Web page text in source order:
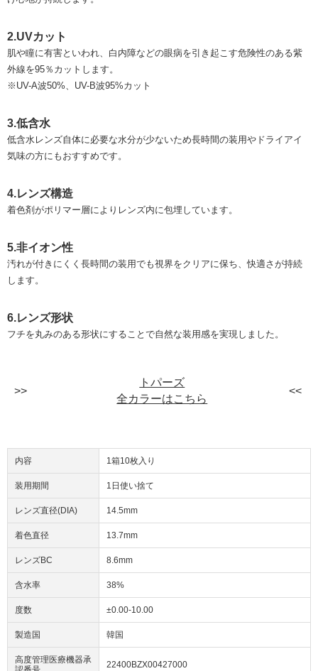
2.UVカット
肌や瞳に有害といわれ、白内障などの眼病を引き起こす危険性のある紫
外線を95％カットします。
※UV-A波50%、UV-B波95%カット
3.低含水
低含水レンズ自体に必要な水分が少ないため長時間の装用やドライアイ
気味の方にもおすすめです。
4.レンズ構造
着色剤がポリマー層によりレンズ内に包埋しています。
5.非イオン性
汚れが付きにくく長時間の装用でも視界をクリアに保ち、快適さが持続
します。
6.レンズ形状
フチを丸みのある形状にすることで自然な装用感を実現しました。
トパーズ
全カラーはこちら
内容 1箱10枚入り
装用期間 1日使い捨て
レンズ直径(DIA) 14.5mm
着色直径 13.7mm
レンズBC 8.6mm
含水率 38%
度数 ±0.00-10.00
製造国 韓国
高度管理医療機器承
22400BZX00427000